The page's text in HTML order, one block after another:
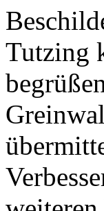
Tutzing